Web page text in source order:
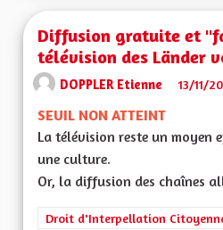
Diffusion gratuite et
télévision des Länder
DOPPLER Etienne 13/11/
SEUIL NON ATTEINT
La télévision reste un moyen
une culture.
Or, la diffusion des chaînes
Droit d'Interpellation